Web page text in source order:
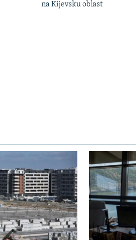
na Kijevsku oblast